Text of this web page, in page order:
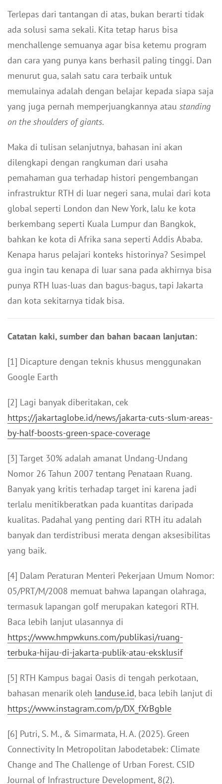
Terlepas dari tantangan di atas, bukan berarti tidak
ada solusi sama sekali. Kita tetap harus bisa
menchallenge semuanya agar bisa ketemu program
dan cara yang punya kans berhasil paling tinggi. Dan
menurut gua, salah satu cara terbaik untuk
memulainya adalah dengan belajar kepada siapa saja
yang juga pernah memperjuangkannya atau standing
on the shoulders of giants.
Maka di tulisan selanjutnya, bahasan ini akan
dilengkapi dengan rangkuman dari usaha
pemahaman gua terhadap histori pengembangan
infrastruktur RTH di luar negeri sana, mulai dari kota
global seperti London dan New York, lalu ke kota
berkembang seperti Kuala Lumpur dan Bangkok,
bahkan ke kota di Afrika sana seperti Addis Ababa.
Kenapa harus pelajari konteks historinya? Sesimpel
gua ingin tau kenapa di luar sana pada akhirnya bisa
punya RTH luas-luas dan bagus-bagus, tapi Jakarta
dan kota sekitarnya tidak bisa.
Catatan kaki, sumber dan bahan bacaan lanjutan:
[1] Dicapture dengan teknis khusus menggunakan
Google Earth
[2] Lagi banyak diberitakan, cek
https://jakartaglobe.id/news/jakarta-cuts-slum-areas-
by-half-boosts-green-space-coverage
[3] Target 30% adalah amanat Undang-Undang
Nomor 26 Tahun 2007 tentang Penataan Ruang.
Banyak yang kritis terhadap target ini karena jadi
terlalu menitikberatkan pada kuantitas daripada
kualitas. Padahal yang penting dari RTH itu adalah
banyak dan terdistribusi merata dengan aksesibilitas
yang baik.
[4] Dalam Peraturan Menteri Pekerjaan Umum Nomor:
05/PRT/M/2008 memuat bahwa lapangan olahraga,
termasuk lapangan golf merupakan kategori RTH.
Baca lebih lanjut ulasannya di
https://www.hmpwkuns.com/publikasi/ruang-
terbuka-hijau-di-jakarta-publik-atau-eksklusif
[5] RTH Kampus bagai Oasis di tengah perkotaan,
bahasan menarik oleh landuse.id, baca lebih lanjut di
https://www.instagram.com/p/DX_fXrBgbIe
[6] Putri, S. M., & Simarmata, H. A. (2025). Green
Connectivity In Metropolitan Jabodetabek: Climate
Change and The Challenge of Urban Forest. CSID
Journal of Infrastructure Development, 8(2).